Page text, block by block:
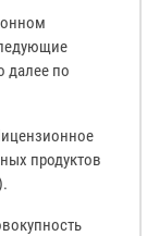
далее по
продуктов